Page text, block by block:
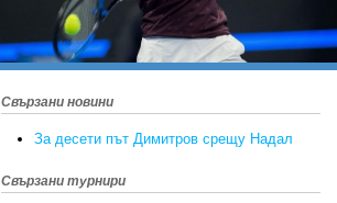
Свързани новини
За десети път Димитров срещу Надал
Свързани турнири